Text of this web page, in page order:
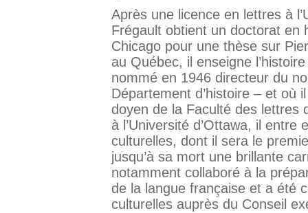
Après une licence en lettres à
Frégault obtient un doctorat en
Chicago pour une thèse sur
au Québec, il enseigne
nommé en 1946 directeur du
Département d’histoire – et où
doyen de la Faculté des lettres
à l’Université d’Ottawa, il
culturelles, dont il sera le
jusqu’à sa mort une brillante
notamment collaboré à la
de la langue française et a été
culturelles auprès du Conseil